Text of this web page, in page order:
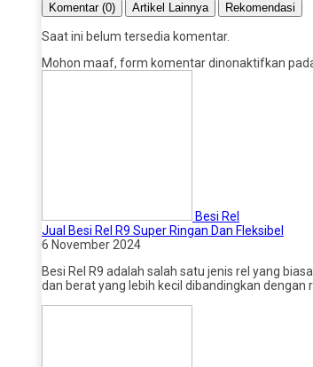
Komentar (0) Artikel Lainnya Rekomendasi
Saat ini belum tersedia komentar.
Mohon maaf, form komentar dinonaktifkan
Besi Rel
Jual Besi Rel R9 Super Ringan Dan Fleksibel
6 November 2024
Besi Rel R9 adalah salah satu jenis rel yang
dan berat yang lebih kecil dibandingkan